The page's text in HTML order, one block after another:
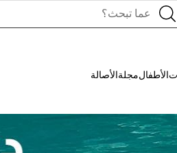
الأطفالمجلة الأصالة